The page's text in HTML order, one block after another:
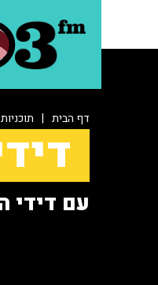
דף הבית | תוכניות
עם דידי